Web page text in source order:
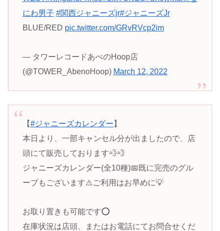
にわ男子 #関西ジャニーズjr#ジャニーズJr
BLUE/RED pic.twitter.com/GRvRVcp2im
— タワーレコードあべのHoop店
(@TOWER_AbenoHoop) March 12, 2022
【#ジャニーズカレンダー 】
本日より、一部キャンセル分が出ましたので、店
頭にて販売しております💨💨
ジャニーズカレンダー(全10種)📅既に完売のグル
ープもございます⚠️ご利用はお早めに💡
お取り置きも可能です⭕️
在庫状況は店頭、またはお電話にてお問合せくだ